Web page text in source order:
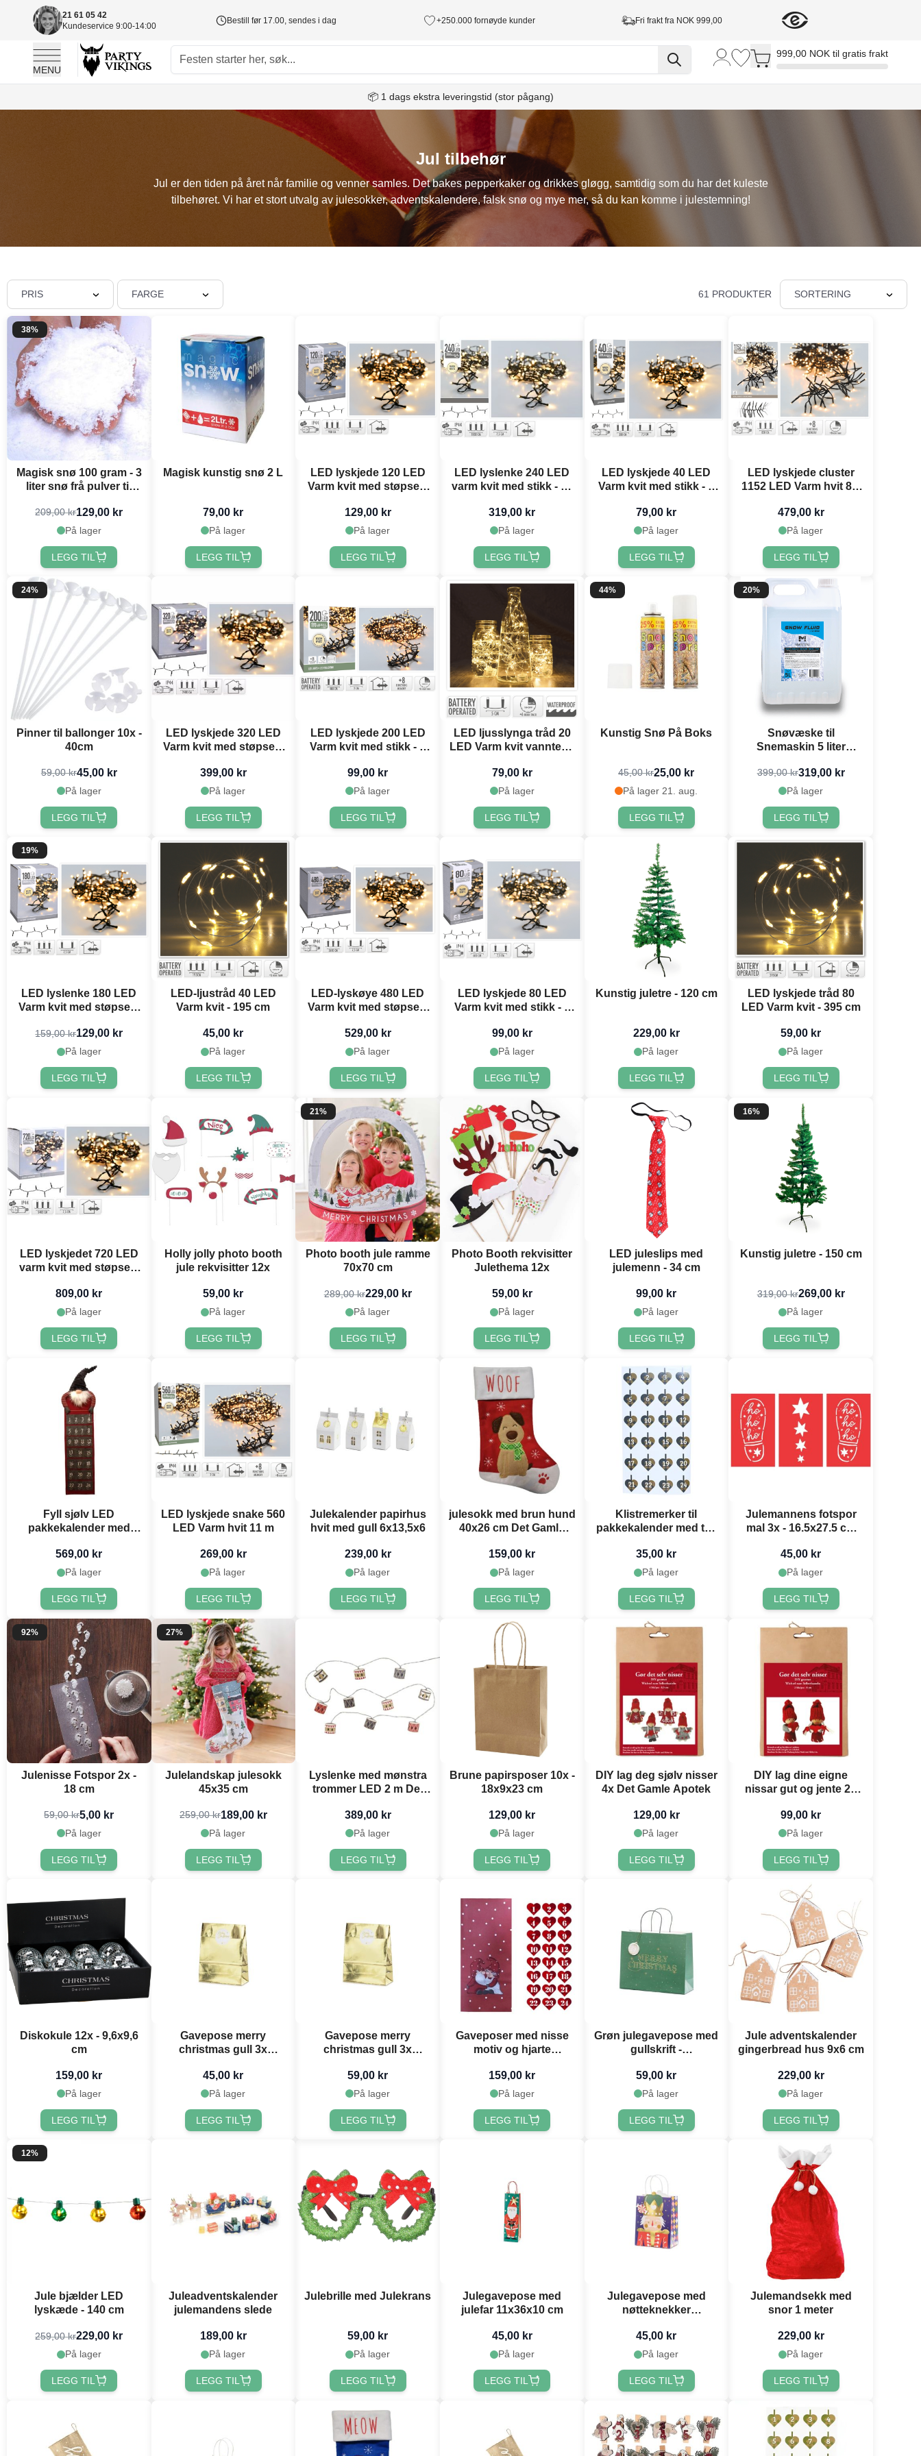
21 61 05 42
Kundeservice 9:00-14:00
Bestill før 17.00, sendes i dag +250.000 fornøyde kunder Fri frakt fra NOK 999,00
MENU
Toggle minicart, Cart is empty
999,00 NOK til gratis frakt
📦 1 dags ekstra leveringstid (stor pågang)
Jul tilbehør
Jul er den tiden på året når familie og venner samles. Det bakes pepperkaker og drikkes gløgg, samtidig som du har det kuleste
tilbehøret. Vi har et stort utvalg av julesokker, adventskalendere, falsk snø og mye mer, så du kan komme i julestemning!
PRIS FARGE 61 PRODUKTER SORTERING
38%
Magisk snø 100 gram - 3
liter snø frå pulver til
209,00 kr129,00 kr
På lager
LEGG TIL
Magisk kunstig snø 2 L
79,00 kr
På lager
LEGG TIL
LED lyskjede 120 LED
Varm kvit med støpsel -
129,00 kr
På lager
LEGG TIL
LED lyslenke 240 LED
varm kvit med stikk - 18
319,00 kr
På lager
LEGG TIL
LED lyskjede 40 LED
Varm kvit med stikk - 3
79,00 kr
På lager
LEGG TIL
LED lyskjede cluster
1152 LED Varm hvit 8,5
479,00 kr
På lager
LEGG TIL
24%
Pinner til ballonger 10x -
40cm
59,00 kr45,00 kr
På lager
LEGG TIL
LED lyskjede 320 LED
Varm kvit med støpsel -
399,00 kr
På lager
LEGG TIL
LED lyskjede 200 LED
Varm kvit med stikk - 4
99,00 kr
På lager
LEGG TIL
LED ljusslynga tråd 20
LED Varm kvit vanntett -
79,00 kr
På lager
LEGG TIL
44%
Kunstig Snø På Boks
45,00 kr25,00 kr
På lager 21. aug.
LEGG TIL
20%
Snøvæske til
Snemaskin 5 liter
399,00 kr319,00 kr
På lager
LEGG TIL
19%
LED lyslenke 180 LED
Varm kvit med støpsel -
159,00 kr129,00 kr
På lager
LEGG TIL
LED-ljustråd 40 LED
Varm kvit - 195 cm
45,00 kr
På lager
LEGG TIL
LED-lyskøye 480 LED
Varm kvit med støpsel -
529,00 kr
På lager
LEGG TIL
LED lyskjede 80 LED
Varm kvit med stikk - 6
99,00 kr
På lager
LEGG TIL
Kunstig juletre - 120 cm
229,00 kr
På lager
LEGG TIL
LED lyskjede tråd 80
LED Varm kvit - 395 cm
59,00 kr
På lager
LEGG TIL
LED lyskjedet 720 LED
varm kvit med støpsel -
809,00 kr
På lager
LEGG TIL
Holly jolly photo booth
jule rekvisitter 12x
59,00 kr
På lager
LEGG TIL
21%
Photo booth jule ramme
70x70 cm
289,00 kr229,00 kr
På lager
LEGG TIL
Photo Booth rekvisitter
Julethema 12x
59,00 kr
På lager
LEGG TIL
LED juleslips med
julemenn - 34 cm
99,00 kr
På lager
LEGG TIL
16%
Kunstig juletre - 150 cm
319,00 kr269,00 kr
På lager
LEGG TIL
Fyll sjølv LED
pakkekalender med
Gamle Apotek
569,00 kr
På lager
LEGG TIL
LED lyskjede snake 560
LED Varm hvit 11 m
269,00 kr
På lager
LEGG TIL
Julekalender papirhus
hvit med gull 6x13,5x6
239,00 kr
På lager
LEGG TIL
julesokk med brun hund
40x26 cm Det Gamle
159,00 kr
På lager
LEGG TIL
Klistremerker til
pakkekalender med tall
24x Det Gamle Apotek
35,00 kr
På lager
LEGG TIL
Julemannens fotspor
mal 3x - 16.5x27.5 cm
45,00 kr
På lager
LEGG TIL
92%
Julenisse Fotspor 2x -
18 cm
59,00 kr5,00 kr
På lager
LEGG TIL
27%
Julelandskap julesokk
45x35 cm
259,00 kr189,00 kr
På lager
LEGG TIL
Lyslenke med mønstra
trommer LED 2 m Det
389,00 kr
På lager
LEGG TIL
Brune papirsposer 10x -
18x9x23 cm
129,00 kr
På lager
LEGG TIL
DIY lag deg sjølv nisser
4x Det Gamle Apotek
129,00 kr
På lager
LEGG TIL
DIY lag dine eigne
nissar gut og jente 2x
99,00 kr
På lager
LEGG TIL
Diskokule 12x - 9,6x9,6
cm
159,00 kr
På lager
LEGG TIL
Gavepose merry
christmas gull 3x
45,00 kr
På lager
LEGG TIL
Gavepose merry
christmas gull 3x
59,00 kr
På lager
LEGG TIL
Gaveposer med nisse
motiv og hjarte
24x Det Gamle Apotek
159,00 kr
På lager
LEGG TIL
Grøn julegavepose med
gullskrift -
59,00 kr
På lager
LEGG TIL
Jule adventskalender
gingerbread hus 9x6 cm
229,00 kr
På lager
LEGG TIL
12%
Jule bjælder LED
lyskæde - 140 cm
259,00 kr229,00 kr
På lager
LEGG TIL
Juleadventskalender
julemandens slede
189,00 kr
På lager
LEGG TIL
Julebrille med Julekrans
59,00 kr
På lager
LEGG TIL
Julegavepose med
julefar 11x36x10 cm
45,00 kr
På lager
LEGG TIL
Julegavepose med
nøtteknekker
45,00 kr
På lager
LEGG TIL
Julemandsekk med
snor 1 meter
229,00 kr
På lager
LEGG TIL